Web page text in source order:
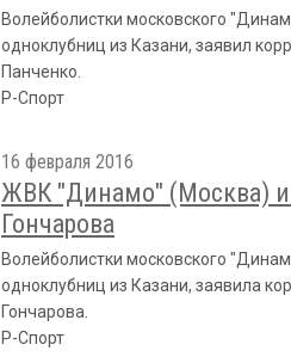
Волейболистки московского
одноклубниц из Казани, заявил
Панченко.
Р-Спорт
16 февраля 2016
ЖВК "Динамо" (Москва)
Гончарова
Волейболистки московского
одноклубниц из Казани, заявила
Гончарова.
Р-Спорт